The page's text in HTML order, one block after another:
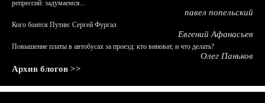
репрессий: задумаемся...
павел попельский
Кого боится Путин: Сергей Фургал
Евгений Афанасьев
Повышение платы в автобусах за проезд: кто виноват, и что делать?
Олег Паньков
Архив блогов >>